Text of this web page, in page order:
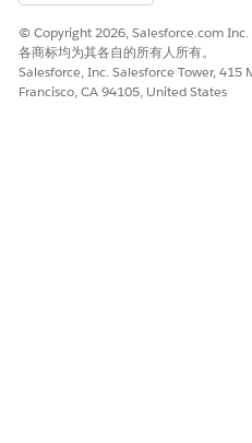
© Copyright 2026, Salesforce.com
各商标均为其各自的所有人所有。
Salesforce, Inc. Salesforce Tower, 415
Francisco, CA 94105, United States